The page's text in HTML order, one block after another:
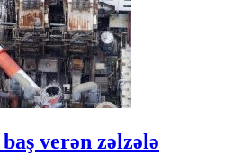
verən zəlzələ